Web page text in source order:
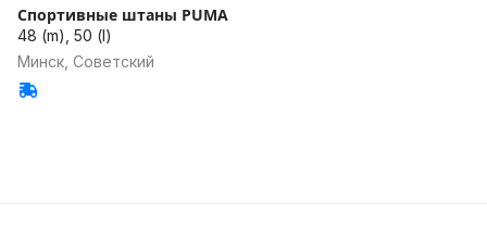
Спортивные штаны PUMA
48 (m), 50 (l)
Минск, Советский